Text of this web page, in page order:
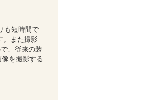
も短時間で
。また撮影
、従来の装
を撮影する